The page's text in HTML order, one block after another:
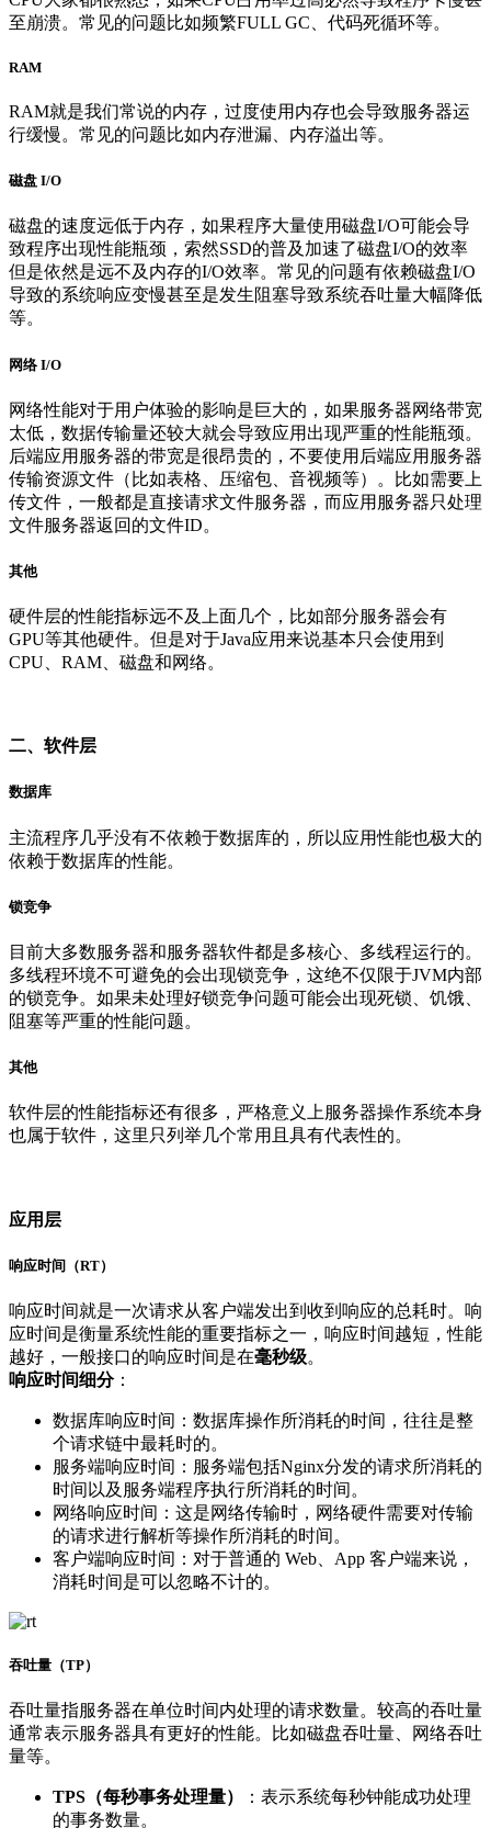
至崩溃。常见的问题比如频繁FULL GC、代码死循环等。
RAM
RAM就是我们常说的内存，过度使用内存也会导致服务器运
行缓慢。常见的问题比如内存泄漏、内存溢出等。
磁盘 I/O
磁盘的速度远低于内存，如果程序大量使用磁盘I/O可能会导
致程序出现性能瓶颈，索然SSD的普及加速了磁盘I/O的效率
但是依然是远不及内存的I/O效率。常见的问题有依赖磁盘I/O
导致的系统响应变慢甚至是发生阻塞导致系统吞吐量大幅降低
等。
网络 I/O
网络性能对于用户体验的影响是巨大的，如果服务器网络带宽
太低，数据传输量还较大就会导致应用出现严重的性能瓶颈。
后端应用服务器的带宽是很昂贵的，不要使用后端应用服务器
传输资源文件（比如表格、压缩包、音视频等）。比如需要上
传文件，一般都是直接请求文件服务器，而应用服务器只处理
文件服务器返回的文件ID。
其他
硬件层的性能指标远不及上面几个，比如部分服务器会有
GPU等其他硬件。但是对于Java应用来说基本只会使用到
CPU、RAM、磁盘和网络。
二、软件层
数据库
主流程序几乎没有不依赖于数据库的，所以应用性能也极大的
依赖于数据库的性能。
锁竞争
目前大多数服务器和服务器软件都是多核心、多线程运行的。
多线程环境不可避免的会出现锁竞争，这绝不仅限于JVM内部
的锁竞争。如果未处理好锁竞争问题可能会出现死锁、饥饿、
阻塞等严重的性能问题。
其他
软件层的性能指标还有很多，严格意义上服务器操作系统本身
也属于软件，这里只列举几个常用且具有代表性的。
应用层
响应时间（RT）
响应时间就是一次请求从客户端发出到收到响应的总耗时。响
应时间是衡量系统性能的重要指标之一，响应时间越短，性能
越好，一般接口的响应时间是在毫秒级。
响应时间细分：
数据库响应时间：数据库操作所消耗的时间，往往是整
个请求链中最耗时的。
服务端响应时间：服务端包括Nginx分发的请求所消耗的
时间以及服务端程序执行所消耗的时间。
网络响应时间：这是网络传输时，网络硬件需要对传输
的请求进行解析等操作所消耗的时间。
客户端响应时间：对于普通的 Web、App 客户端来说，
消耗时间是可以忽略不计的。
吞吐量（TP）
吞吐量指服务器在单位时间内处理的请求数量。较高的吞吐量
通常表示服务器具有更好的性能。比如磁盘吞吐量、网络吞吐
量等。
TPS（每秒事务处理量）
：表示系统每秒钟能成功处理
的事务数量。